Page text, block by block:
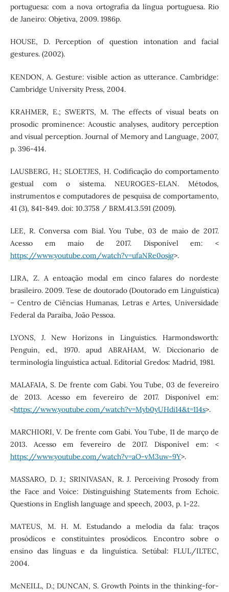
portuguesa: com a nova ortografia da língua portuguesa. Rio
de Janeiro: Objetiva, 2009. 1986p.
HOUSE, D. Perception of question intonation and facial
gestures. (2002).
KENDON, A. Gesture: visible action as utterance. Cambridge:
Cambridge University Press, 2004.
KRAHMER, E.; SWERTS, M. The effects of visual beats on
prosodic prominence: Acoustic analyses, auditory perception
and visual perception. Journal of Memory and Language, 2007,
p. 396-414.
LAUSBERG, H.; SLOETJES, H. Codificação do comportamento
gestual com o sistema. NEUROGES-ELAN. Métodos,
instrumentos e computadores de pesquisa de comportamento,
41 (3), 841-849. doi: 10.3758 / BRM.41.3.591 (2009).
LEE, R. Conversa com Bial. You Tube, 03 de maio de 2017.
Acesso em maio de 2017. Disponível em: <
https://www.youtube.com/watch?v=ufaNRe0osjg>.
LIRA, Z. A entoação modal em cinco falares do nordeste
brasileiro. 2009. Tese de doutorado (Doutorado em Linguística)
– Centro de Ciências Humanas, Letras e Artes, Universidade
Federal da Paraíba, João Pessoa.
LYONS, J. New Horizons in Linguistics. Harmondsworth:
Penguin, ed., 1970. apud ABRAHAM, W. Diccionario de
terminología linguística actual. Editorial Gredos: Madrid, 1981.
MALAFAIA, S. De frente com Gabi. You Tube, 03 de fevereiro
de 2013. Acesso em fevereiro de 2017. Disponível em:
<https://www.youtube.com/watch?v=Myb0yUHdi14&t=114s>.
MARCHIORI, V. De frente com Gabi. You Tube, 11 de março de
2013. Acesso em fevereiro de 2017. Disponível em: <
https://www.youtube.com/watch?v=aO-vM3uw-9Y>.
MASSARO, D. J.; SRINIVASAN, R. J. Perceiving Prosody from
the Face and Voice: Distinguishing Statements from Echoic.
Questions in English language and speech, 2003, p. 1-22.
MATEUS, M. H. M. Estudando a melodia da fala: traços
prosódicos e constituintes prosódicos. Encontro sobre o
ensino das línguas e da linguística. Setúbal: FLUL/ILTEC,
2004.
McNEILL, D.; DUNCAN, S. Growth Points in the thinking-for-